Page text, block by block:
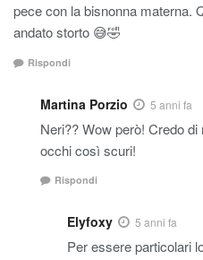
pece con la bisnonna materna.
andato storto 😅🤣
Rispondi
Martina Porzio 5 anni fa
Neri?? Wow però! Credo
occhi così scuri!
Rispondi
Elyfoxy 5 anni fa
Per essere particolari